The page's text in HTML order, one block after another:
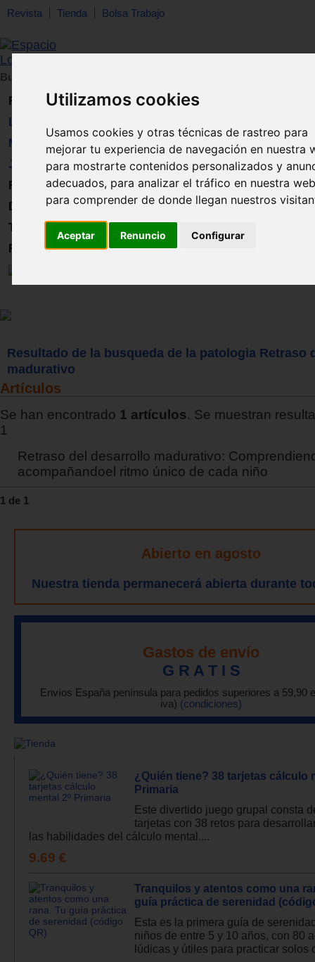
Utilizamos cookies
Usamos cookies y otras técnicas de rastreo para
mejorar tu experiencia de navegación en nuestra
para mostrarte contenidos personalizados y
adecuados, para analizar el tráfico en nuestra
para comprender de donde llegan nuestros
Aceptar Renuncio Configurar
Revista Tienda Bolsa Trabajo
Buscar:
Revista
Libros
Material
Juguetes
Formación
Directorio
Trabajo
Registro
Resultado de la busqueda de la patologia Retraso
madurativo
Artículos
Se han encontrado 1 artículos. Se muestran
1
Retraso del desarrollo madurativo:
acompañandoel ritmo único de cada niño
1 de 1
Abierto en agosto
Nuestra tienda permanecerá abierta durante
Gastos de envío
G R A T I S
Envíos España península para pedidos superiores a 59,90
iva) (condiciones)
¿Quién tiene? 38 tarjetas cálculo
Primaria
Este divertido juego grupal consta
tarjetas con 38 retos para
las habilidades del cálculo mental....
9.69 €
Tranquilos y atentos como una
guía práctica de serenidad
Esta es la primera guía de
niños de entre 5 y 10 años, con 80
lúdicas y útiles para practicar solos